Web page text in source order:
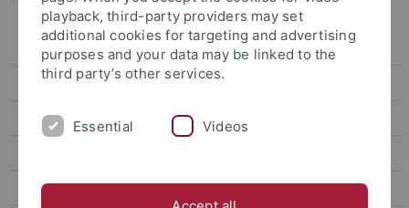
Über uns
Forschung
Graduiertenschule
Transfer
playback, third-party providers may set
additional cookies for targeting and advertising
purposes and your data may be linked to the
third party’s other services.
Essential Videos